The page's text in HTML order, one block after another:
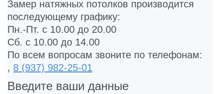
Замер натяжных потолков производится
последующему графику:
Пн.-Пт. с 10.00 до 20.00
Сб. с 10.00 до 14.00
По всем вопросам звоните по телефонам:
, 8 (937) 982-25-01
Введите ваши данные